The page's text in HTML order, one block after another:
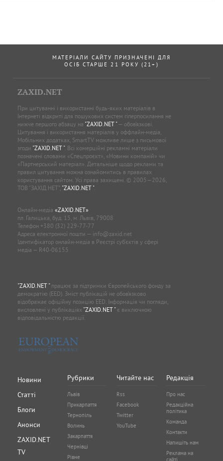
МАТЕРІАЛИ САЙТУ ПРИЗНАЧЕНІ ДЛЯ
ОСІБ СТАРШЕ 21 РОКУ (21+)
ZAXID.NET
При цитуванні і використанні будь-яких матеріалів в
Інтернеті відкриті для пошукових систем гіперпосилання не
нижче першого абзацу на "ZAXID.NET "— обов’язкові.
Цитування і використання матеріалів у оффлайн-медіа,
Мобільних додатках, SmartTV можливе лише з письмової
згоди "ZAXID.NET ". Всі комерційні рекламні матеріали
позначені словами «Спецпроєкт», «Новини компаній» чи
«Партнерський матеріал». Детальніше щодо реклами та
правил цитування можна ознайомитись в правилах
користування сайтом. Усі права захищені. © 2005—2026,
ТОВ “ЗАХІД.НЕТ”, "ZAXID.NET ".
Онлайн-медіа «ZAXID.NET»
пл. Галицька, буд. 15, м. Львів, 79008
Телефон +380 (32) 229-77-77
Адреса електронної пошти — info@zaxid.net
Ідентифікатор онлайн-медіа в Реєстрі суб'єктів у сфері
медіа — R40-06155
"ZAXID.NET "працює за підтримки Європейського фонду за
демократію (EED). Зміст публікацій не обов’язково
відображає офіційну позицію EED. Інформація чи погляди,
висловлені у публікаціях "ZAXID.NET "є виключною
відповідальністю редакції.
Новини
Статті
Блоги
Анонси
ZAXID.NET
TV
Рубрики
Львів
Прикарпаття
Тернопіль
Волинь
Закарпаття
Чернівці
Рівне
Читайте нас
Rss
Facebook
Twitter
YouTube
Редакція
Про нас
Редакційна
політика
Команда
Контакти
Напишіть нам
Реклама на